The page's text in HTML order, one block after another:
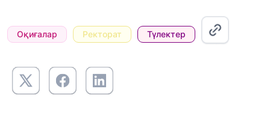
Оқиғалар Ректорат Түлектер